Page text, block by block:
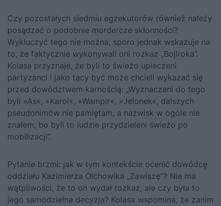
Czy pozostałych siedmiu egzekutorów również należy
posądzać o podobnie mordercze skłonności?
Wykluczyć tego nie można, sporo jednak wskazuje na
to, że faktycznie wykonywali oni rozkaz „Bojlroka”.
Kolasa przyznaje, że byli to świeżo upieczeni
partyzanci i jako tacy być może chcieli wykazać się
przed dowództwem karnością: „Wyznaczeni do tego
byli »As«, »Karol«, »Wampir«, »Jelonek«, dalszych
pseudonimów nie pamiętam, a nazwisk w ogóle nie
znałem, bo byli to ludzie przydzieleni świeżo po
mobilizacji”.
Pytanie brzmi: jak w tym kontekście ocenić dowódcę
oddziału Kazimierza Olchowika „Zawiszę”? Nie ma
wątpliwości, że to on wydał rozkaz, ale czy była to
jego samodzielna decyzja? Kolasa wspomina, że zanim